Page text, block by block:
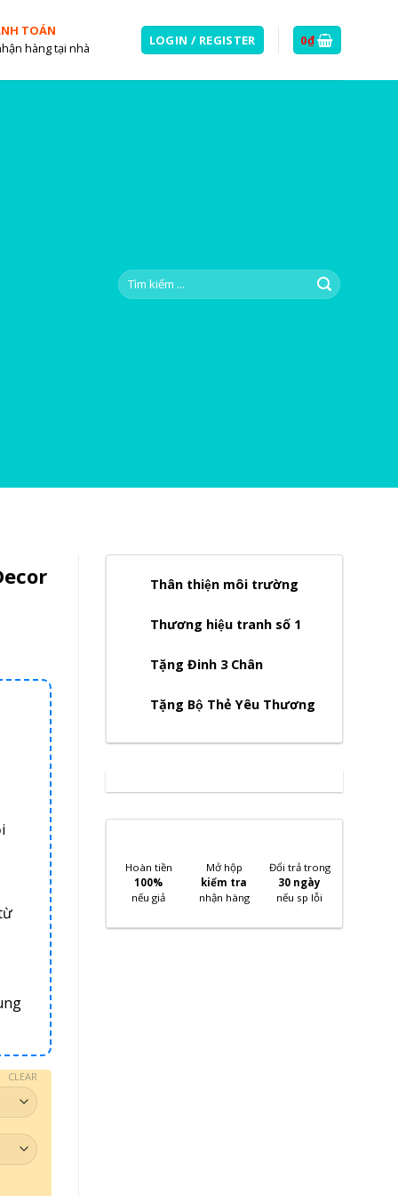
TOÁN
hàng tại nhà
LOGIN / REGISTER 0₫
Search
for:
CLEAR
Thân thiện môi trường
Thương hiệu tranh số 1
Tặng Đinh 3 Chân
Tặng Bộ Thẻ Yêu Thương
Hoàn tiền
100%
nếu giả
Mở hộp
kiểm tra
nhận hàng
Đổi trả trong
30 ngày
nếu sp lỗi